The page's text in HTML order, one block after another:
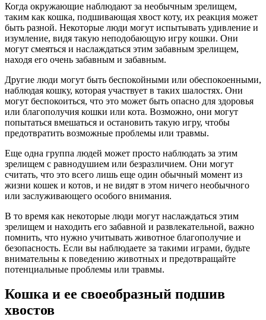
Когда окружающие наблюдают за необычным зрелищем,
таким как кошка, подшивающая хвост коту, их реакция может
быть разной. Некоторые люди могут испытывать удивление и
изумление, видя такую неподобающую игру кошки. Они
могут смеяться и наслаждаться этим забавным зрелищем,
находя его очень забавным и забавным.
Другие люди могут быть беспокойными или обеспокоенными,
наблюдая кошку, которая участвует в таких шалостях. Они
могут беспокоиться, что это может быть опасно для здоровья
или благополучия кошки или кота. Возможно, они могут
попытаться вмешаться и остановить такую игру, чтобы
предотвратить возможные проблемы или травмы.
Еще одна группа людей может просто наблюдать за этим
зрелищем с равнодушием или безразличием. Они могут
считать, что это всего лишь еще один обычный момент из
жизни кошек и котов, и не видят в этом ничего необычного
или заслуживающего особого внимания.
В то время как некоторые люди могут наслаждаться этим
зрелищем и находить его забавной и развлекательной, важно
помнить, что нужно учитывать животное благополучие и
безопасность. Если вы наблюдаете за такими играми, будьте
внимательны к поведению животных и предотвращайте
потенциальные проблемы или травмы.
Кошка и ее своеобразный подшив
хвостов